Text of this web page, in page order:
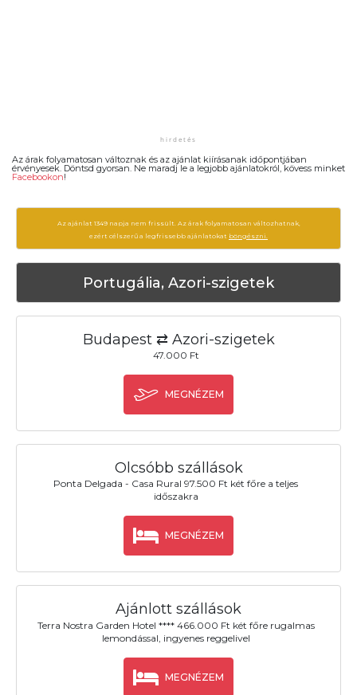
Az árak folyamatosan változnak és az ajánlat kiírásanak időpontjában
érvényesek. Döntsd gyorsan. Ne maradj le a legjobb ajánlatokról, kövess minket
Facebookon!
Az ajánlat 1349 napja nem frissült. Az árak folyamatosan változhatnak,
ezért célszerű a legfrissebb ajánlatokat böngészni.
Portugália, Azori-szigetek
Budapest ⇄ Azori-szigetek
47.000 Ft
MEGNÉZEM
Olcsóbb szállások
Ponta Delgada - Casa Rural 97.500 Ft két főre a teljes
időszakra
MEGNÉZEM
Ajánlott szállások
Terra Nostra Garden Hotel **** 466.000 Ft két főre rugalmas
lemondással, ingyenes reggelivel
MEGNÉZEM